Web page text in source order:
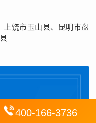
上饶市玉山县、昆明市盘
400-166-3736